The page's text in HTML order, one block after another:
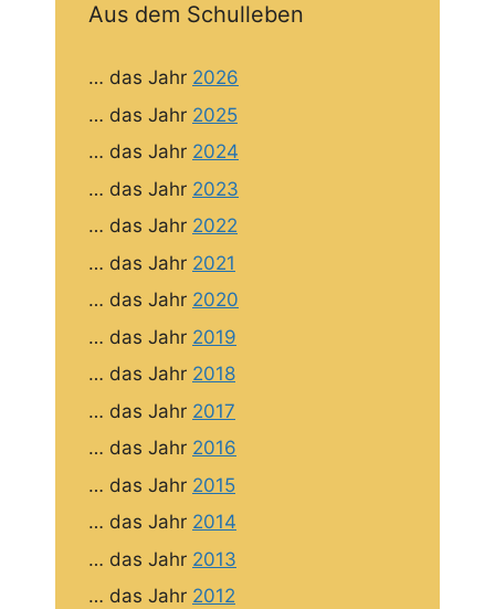
Aus dem Schulleben
… das Jahr 2026
… das Jahr 2025
… das Jahr 2024
… das Jahr 2023
… das Jahr 2022
… das Jahr 2021
… das Jahr 2020
… das Jahr 2019
… das Jahr 2018
… das Jahr 2017
… das Jahr 2016
… das Jahr 2015
… das Jahr 2014
… das Jahr 2013
… das Jahr 2012